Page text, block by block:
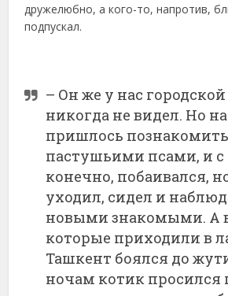
дружелюбно, а кого-то, напротив,
подпускал.
– Он же у нас
никогда не видел. Но
пришлось
пастушьими псами, и с
конечно, побаивался,
уходил, сидел и
новыми знакомыми. А
которые приходили в
Ташкент боялся до
ночам котик просился